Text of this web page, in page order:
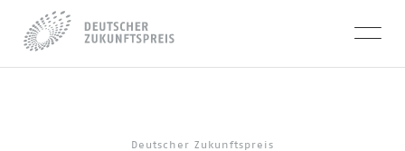
Deutscher Zukunftspreis